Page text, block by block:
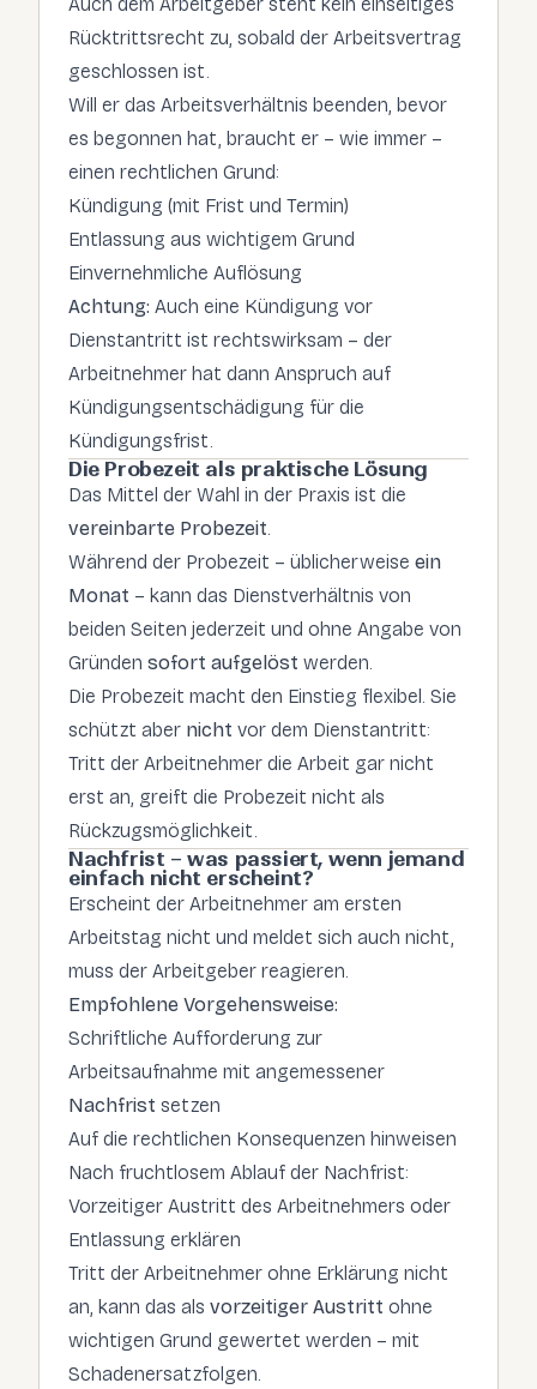
Rücktrittsrecht zu, sobald der Arbeitsvertrag
geschlossen ist.
Will er das Arbeitsverhältnis beenden, bevor
es begonnen hat, braucht er – wie immer –
einen rechtlichen Grund:
Kündigung (mit Frist und Termin)
Entlassung aus wichtigem Grund
Einvernehmliche Auflösung
Achtung: Auch eine Kündigung vor
Dienstantritt ist rechtswirksam – der
Arbeitnehmer hat dann Anspruch auf
Kündigungsentschädigung für die
Kündigungsfrist.
Die Probezeit als praktische Lösung
Das Mittel der Wahl in der Praxis ist die
vereinbarte Probezeit.
Während der Probezeit – üblicherweise ein
Monat – kann das Dienstverhältnis von
beiden Seiten jederzeit und ohne Angabe von
Gründen sofort aufgelöst werden.
Die Probezeit macht den Einstieg flexibel. Sie
schützt aber nicht vor dem Dienstantritt:
Tritt der Arbeitnehmer die Arbeit gar nicht
erst an, greift die Probezeit nicht als
Rückzugsmöglichkeit.
Nachfrist – was passiert, wenn jemand
einfach nicht erscheint?
Erscheint der Arbeitnehmer am ersten
Arbeitstag nicht und meldet sich auch nicht,
muss der Arbeitgeber reagieren.
Empfohlene Vorgehensweise:
Schriftliche Aufforderung zur
Arbeitsaufnahme mit angemessener
Nachfrist setzen
Auf die rechtlichen Konsequenzen hinweisen
Nach fruchtlosem Ablauf der Nachfrist:
Vorzeitiger Austritt des Arbeitnehmers oder
Entlassung erklären
Tritt der Arbeitnehmer ohne Erklärung nicht
an, kann das als vorzeitiger Austritt ohne
wichtigen Grund gewertet werden – mit
Schadenersatzfolgen.